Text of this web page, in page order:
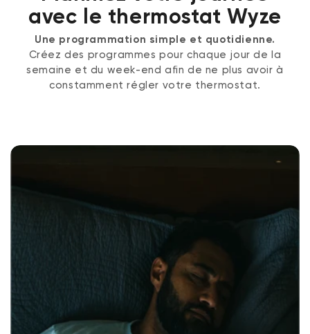
avec le thermostat Wyze
Une programmation simple et quotidienne.
Créez des programmes pour chaque jour de la
semaine et du week-end afin de ne plus avoir à
constamment régler votre thermostat.